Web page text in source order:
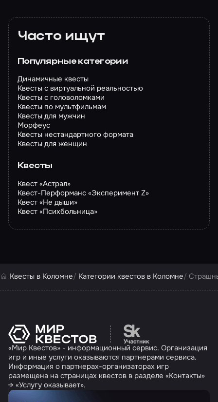
Часто ищут
Популярные категории
Динамичные квесты
Квесты с виртуальной реальностью
Квесты с головоломками
Квесты по мультфильмам
Квесты для мужчин
Морфеус
Квесты нестандартного формата
Квесты для женщин
Квесты
Квест «Астрал»
Квест-Перформанс «Эксперимент Z»
Квест «Не дыши»
Квест «Психбольница»
Квесты в Коломне Категории квестов в Коломне
Перейти на сайт
«Мир Квестов» - информационный сервис. Организация
игр и иные услуги оказываются партнерами сервиса.
Информация о партнерах-организаторах игр
размещена на страницах квестов в разделе «Контакты»
→ «Услугу оказывает».